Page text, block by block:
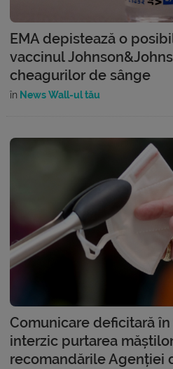
EMA depistează o
vaccinul
cheagurilor de sânge
în News Wall-ul tău
Comunicare deficitară
interzic purtarea
recomandările Agenției